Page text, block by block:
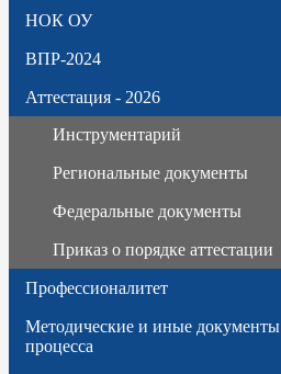
НОК ОУ
ВПР-2024
Аттестация - 2026
Инструментарий
Региональные документы
Федеральные документы
Приказ о порядке аттестации
Профессионалитет
Методические и иные документы
процесса